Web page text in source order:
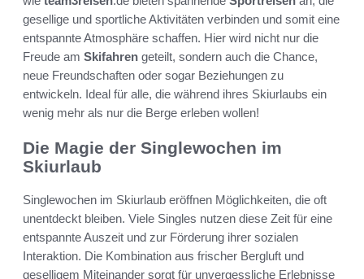
gesellige und sportliche Aktivitäten verbinden und somit eine
entspannte Atmosphäre schaffen. Hier wird nicht nur die
Freude am Skifahren geteilt, sondern auch die Chance,
neue Freundschaften oder sogar Beziehungen zu
entwickeln. Ideal für alle, die während ihres Skiurlaubs ein
wenig mehr als nur die Berge erleben wollen!
Die Magie der Singlewochen im
Skiurlaub
Singlewochen im Skiurlaub eröffnen Möglichkeiten, die oft
unentdeckt bleiben. Viele Singles nutzen diese Zeit für eine
entspannte Auszeit und zur Förderung ihrer sozialen
Interaktion. Die Kombination aus frischer Bergluft und
geselligem Miteinander sorgt für unvergessliche Erlebnisse